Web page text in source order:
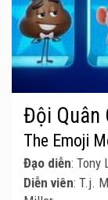
Đội Quân
The Emoji
Đạo diễn: Tony
Diễn viên: T.j.